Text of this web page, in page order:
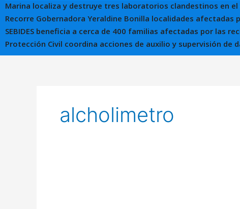
Marina localiza y destruye tres laboratorios clandestinos en el
Recorre Gobernadora Yeraldine Bonilla localidades afectadas
SEBIDES beneficia a cerca de 400 familias afectadas por las
Protección Civil coordina acciones de auxilio y supervisión de
alcholimetro